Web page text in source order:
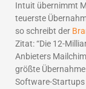
Intuit übernimmt
teuerste
so schreibt der
Zitat: “Die 12-
Anbieters
größte
Software-Startups